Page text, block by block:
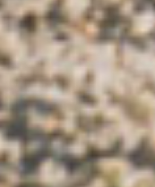
Catherine JAMES est
Union School of Art à
après avoir vécu 6 ans